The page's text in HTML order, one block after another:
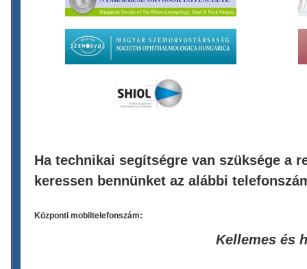
Ha technikai segítségre van szüksége a
keressen bennünket az alábbi
Központi mobiltelefonszám:
Kellemes és